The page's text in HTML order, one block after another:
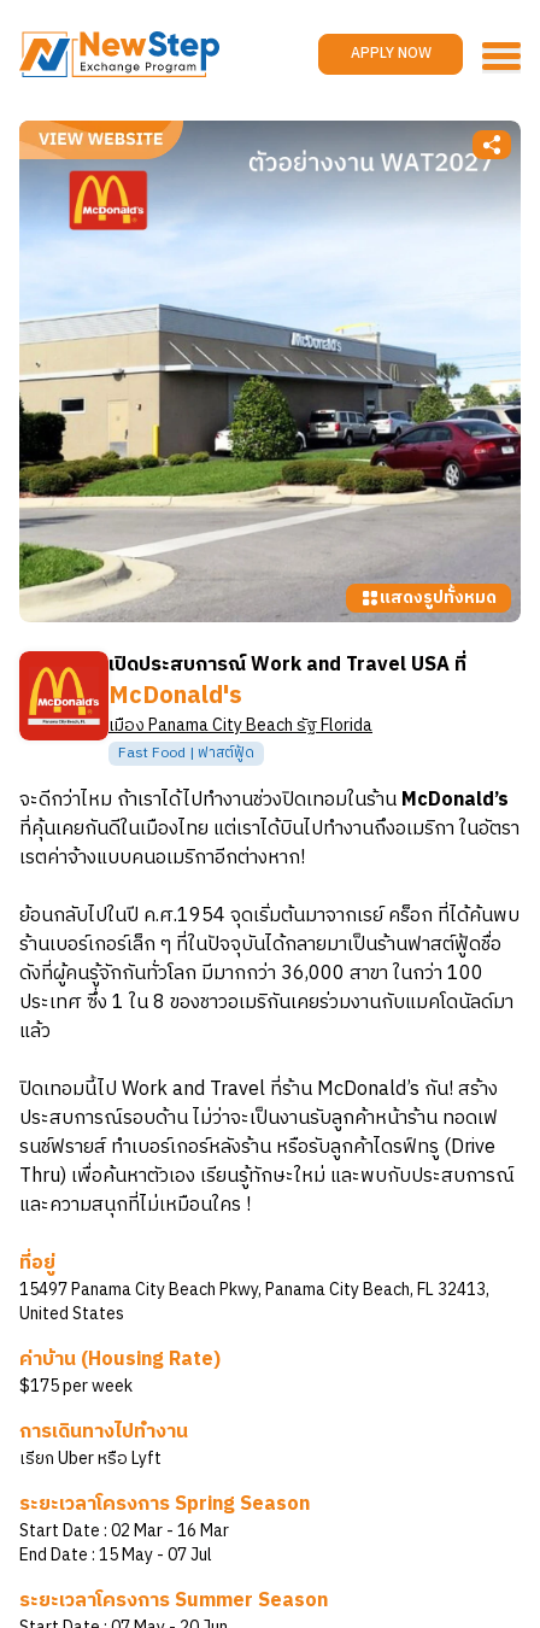
APPLY NOW
Work and travel
Reviews
Promotions
APPLY NOW
แสดงรูปทั้งหมด
เปิดประสบการณ์ Work and Travel USA ที่
McDonald's
เมืองPanama City BeachรัฐFlorida
Fast Food | ฟาสต์ฟู้ด
จะดีกว่าไหม ถ้าเราได้ไปทำงานช่วงปิดเทอมในร้านMcDonald’s
ที่คุ้นเคยกันดีในเมืองไทย แต่เราได้บินไปทำงานถึงอเมริกา ในอัตรา
เรตค่าจ้างแบบคนอเมริกาอีกต่างหาก!
ย้อนกลับไปในปี ค.ศ.1954 จุดเริ่มต้นมาจากเรย์ คร็อก ที่ได้ค้นพบ
ร้านเบอร์เกอร์เล็ก ๆ ที่ในปัจจุบันได้กลายมาเป็นร้านฟาสต์ฟู้ดชื่อ
ดังที่ผู้คนรู้จักกันทั่วโลก มีมากกว่า 36,000 สาขา ในกว่า 100
ประเทศ ซึ่ง 1 ใน 8 ของชาวอเมริกันเคยร่วมงานกับแมคโดนัลด์มา
แล้ว
ปิดเทอมนี้ไป Work and Travel ที่ร้าน McDonald’s กัน! สร้าง
ประสบการณ์รอบด้าน ไม่ว่าจะเป็นงานรับลูกค้าหน้าร้าน ทอดเฟ
รนช์ฟรายส์ ทำเบอร์เกอร์หลังร้าน หรือรับลูกค้าไดรฟ์ทรู (Drive
Thru) เพื่อค้นหาตัวเอง เรียนรู้ทักษะใหม่ และพบกับประสบการณ์
และความสนุกที่ไม่เหมือนใคร !
ที่อยู่
15497 Panama City Beach Pkwy, Panama City Beach, FL 32413,
United States
ค่าบ้าน (Housing Rate)
$175 per week
การเดินทางไปทำงาน
เรียก Uber หรือ Lyft
ระยะเวลาโครงการ Spring Season
Start Date :02 Mar- 16 Mar
End Date :15 May- 07 Jul
ระยะเวลาโครงการ Summer Season